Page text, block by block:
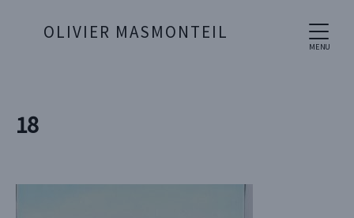
MENU
OLIVIER MASMONTEIL
18